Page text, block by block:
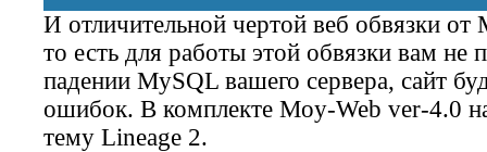
И отличительной чертой веб обвязки
то есть для работы этой обвязки вам не
падении MySQL вашего сервера, сайт
ошибок. В комплекте Moy-Web ver-4.0
тему Lineage 2.